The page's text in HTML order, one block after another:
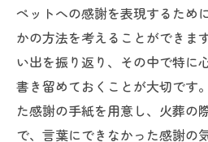
ペットへの感謝を表現するため
かの方法を考えることができま
い出を振り返り、その中で特に
書き留めておくことが大切です
た感謝の手紙を用意し、火葬の
で、言葉にできなかった感謝の